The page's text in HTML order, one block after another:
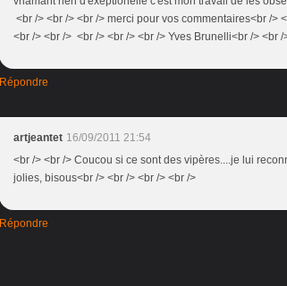
<br /> <br /> <br /> merci pour vos commentaires<br />
<br /> <br /> <br /> <br /> <br /> Yves Brunelli<br /> <br /
Répondre
artjeantet 16/09/2011 21:54
<br /> <br /> Coucou si ce sont des vipères....je lui
jolies, bisous<br /> <br /> <br /> <br />
Répondre